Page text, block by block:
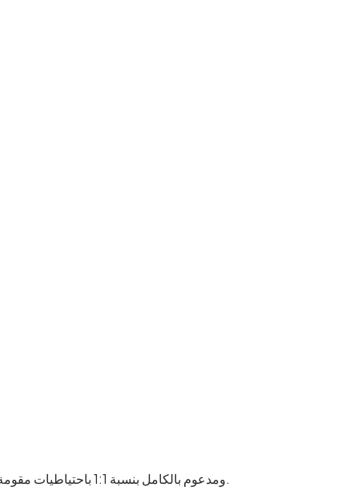
EURW أكثر من مجرد رمز. إنها أصل تسوية أصلي باليورو، صادر بموجب MiCA ومدعوم بالكامل بنسبة 1:1 باحتياطيات مقومة باليورو محفوظة ضمن النظام المالي الأوروبي الخاضع للتنظيم.